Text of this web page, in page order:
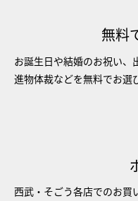
無料
お誕生日や結婚のお祝い、
進物体裁などを無料でお選
西武・そごう各店でのお買